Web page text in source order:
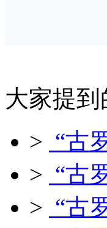
大家提到
> “古
> “古
> “古